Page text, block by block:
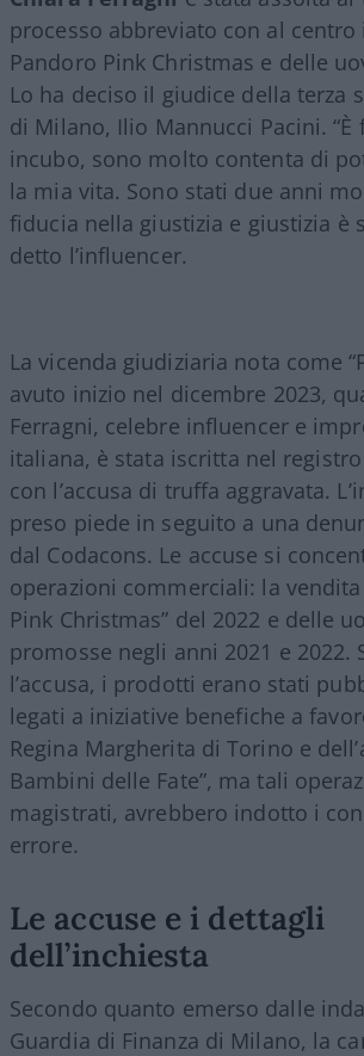
processo abbreviato con al centro
Pandoro Pink Christmas e delle
Lo ha deciso il giudice della terza
di Milano, Ilio Mannucci Pacini. “È
incubo, sono molto contenta di
la mia vita. Sono stati due anni
fiducia nella giustizia e giustizia è
detto l’influencer.
La vicenda giudiziaria nota come
avuto inizio nel dicembre 2023,
Ferragni, celebre influencer e
italiana, è stata iscritta nel
con l’accusa di truffa aggravata.
preso piede in seguito a una
dal Codacons. Le accuse si
operazioni commerciali: la vendita
Pink Christmas” del 2022 e delle
promosse negli anni 2021 e 2022.
l’accusa, i prodotti erano stati
legati a iniziative benefiche a
Regina Margherita di Torino e
Bambini delle Fate”, ma tali
magistrati, avrebbero indotto i
errore.
Le accuse e i dettagli
dell’inchiesta
Secondo quanto emerso dalle
Guardia di Finanza di Milano, la